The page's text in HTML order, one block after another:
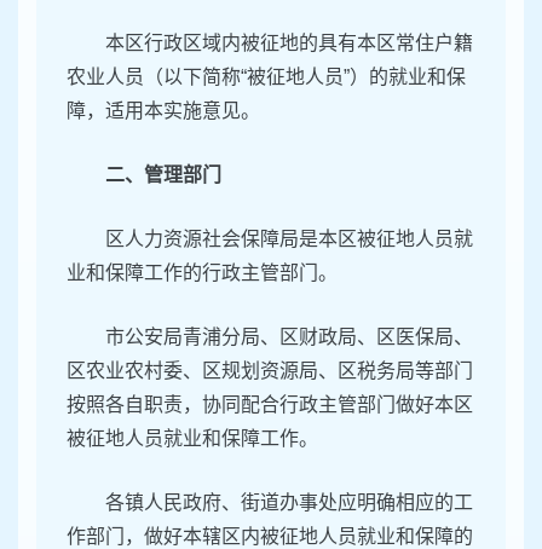
本区行政区域内被征地的具有本区常住户籍
农业人员（以下简称“被征地人员”）的就业和保
障，适用本实施意见。
二、管理部门
区人力资源社会保障局是本区被征地人员就
业和保障工作的行政主管部门。
市公安局青浦分局、区财政局、区医保局、
区农业农村委、区规划资源局、区税务局等部门
按照各自职责，协同配合行政主管部门做好本区
被征地人员就业和保障工作。
各镇人民政府、街道办事处应明确相应的工
作部门，做好本辖区内被征地人员就业和保障的